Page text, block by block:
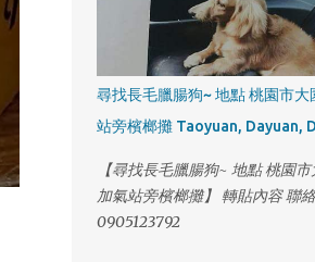
尋找長毛臘腸狗~ 地點 桃園市大
站旁檳榔攤 Taoyuan, Dayuan,
【尋找長毛臘腸狗~ 地點 桃園
加氣站旁檳榔攤】 轉貼內容 聯
0905123792